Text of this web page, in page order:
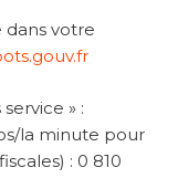
dans votre
» :
la minute pour
: 0 810